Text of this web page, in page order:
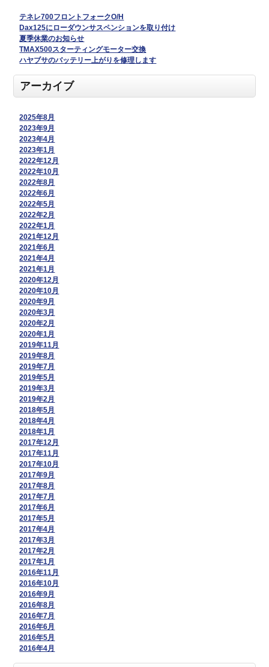
テネレ700フロントフォークO/H
Dax125にローダウンサスペンションを取り付け
夏季休業のお知らせ
TMAX500スターティングモーター交換
ハヤブサのバッテリー上がりを修理します
アーカイブ
2025年8月
2023年9月
2023年4月
2023年1月
2022年12月
2022年10月
2022年8月
2022年6月
2022年5月
2022年2月
2022年1月
2021年12月
2021年6月
2021年4月
2021年1月
2020年12月
2020年10月
2020年9月
2020年3月
2020年2月
2020年1月
2019年11月
2019年8月
2019年7月
2019年5月
2019年3月
2019年2月
2018年5月
2018年4月
2018年1月
2017年12月
2017年11月
2017年10月
2017年9月
2017年8月
2017年7月
2017年6月
2017年5月
2017年4月
2017年3月
2017年2月
2017年1月
2016年11月
2016年10月
2016年9月
2016年8月
2016年7月
2016年6月
2016年5月
2016年4月